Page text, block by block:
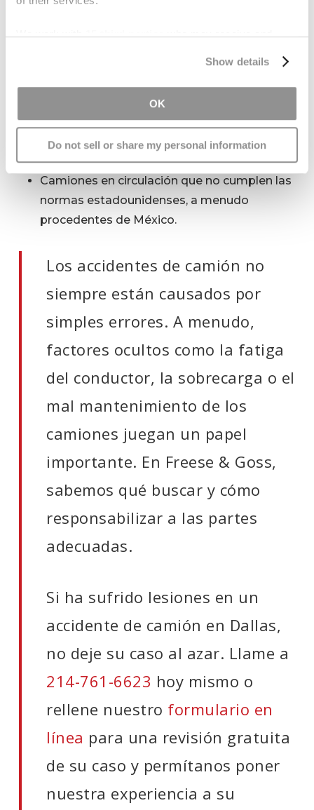
We work with15 third partieswho may receive and
Show details
OK
Do not sell or share my personal information
plataforma del camión.
Camiones que transportan cargas líquidas
máxima, lo que provoca que la carga se
agite y dificulte el control del camión.
Camiones anticuados, viejos o mal
mantenidos.
Camiones en circulación que no cumplen las
normas estadounidenses, a menudo
procedentes de México.
Los accidentes de camión no
siempre están causados por
simples errores. A menudo,
factores ocultos como la fatiga
del conductor, la sobrecarga o el
mal mantenimiento de los
camiones juegan un papel
importante. En Freese & Goss,
sabemos qué buscar y cómo
responsabilizar a las partes
adecuadas.
Si ha sufrido lesiones en un
accidente de camión en Dallas,
no deje su caso al azar. Llame a
214-761-6623 hoy mismo o
rellene nuestro formulario en
línea para una revisión gratuita
de su caso y permítanos poner
nuestra experiencia a su